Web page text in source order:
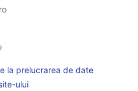
la prelucrarea de date
ului